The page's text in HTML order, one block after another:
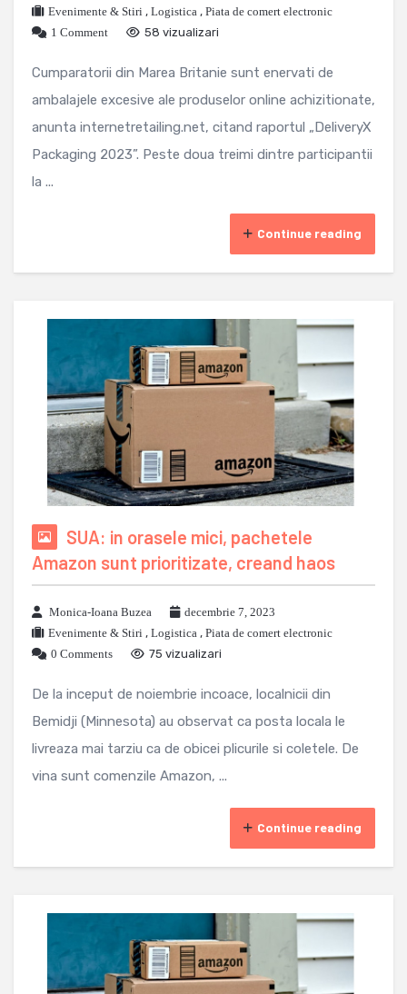
Evenimente & Stiri , Logistica , Piata de comert electronic
1 Comment
58 vizualizari
Cumparatorii din Marea Britanie sunt enervati de
ambalajele excesive ale produselor online achizitionate,
anunta internetretailing.net, citand raportul „DeliveryX
Packaging 2023”. Peste doua treimi dintre participantii
la ...
Continue reading
SUA: in orasele mici, pachetele
Amazon sunt prioritizate, creand haos
Monica-Ioana Buzea
decembrie 7, 2023
Evenimente & Stiri , Logistica , Piata de comert electronic
0 Comments
75 vizualizari
De la inceput de noiembrie incoace, localnicii din
Bemidji (Minnesota) au observat ca posta locala le
livreaza mai tarziu ca de obicei plicurile si coletele. De
vina sunt comenzile Amazon, ...
Continue reading